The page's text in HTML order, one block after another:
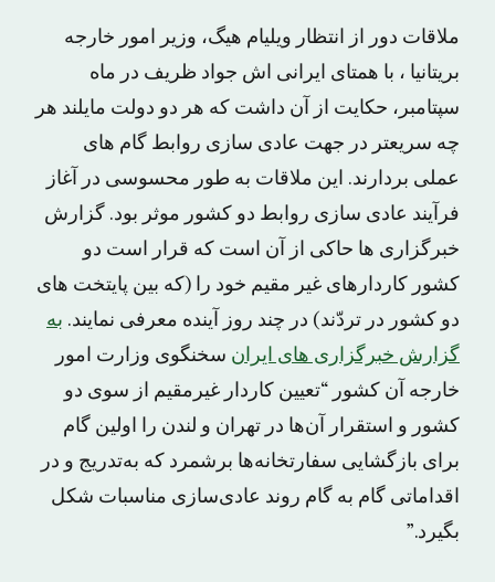
ملاقات دور از انتظار ویلیام هیگ، وزیر امور خارجه
بریتانیا ، با همتای ایرانی اش جواد ظریف در ماه
سپتامبر، حکایت از آن داشت که هر دو دولت مایلند هر
چه سریعتر در جهت عادی سازی روابط گام های
عملی بردارند. این ملاقات به طور محسوسی در آغاز
فرآیند عادی سازی روابط دو کشور موثر بود. گزارش
خبرگزاری ها حاکی از آن است که قرار است دو
کشور کاردارهای غیر مقیم خود را (که بین پایتخت های
دو کشور در تردّند) در چند روز آینده معرفی نمایند. به
گزارش خبرگزاری های ایران سخنگوی وزارت امور
خارجه آن کشور “تعیین کاردار غیرمقیم از سوی دو
کشور و استقرار آن‌ها در تهران و لندن را اولین گام
برای بازگشایی سفارتخانه‌ها برشمرد که به‌تدریج و در
اقداماتی گام به گام روند عادی‌سازی مناسبات شکل
بگیرد.”